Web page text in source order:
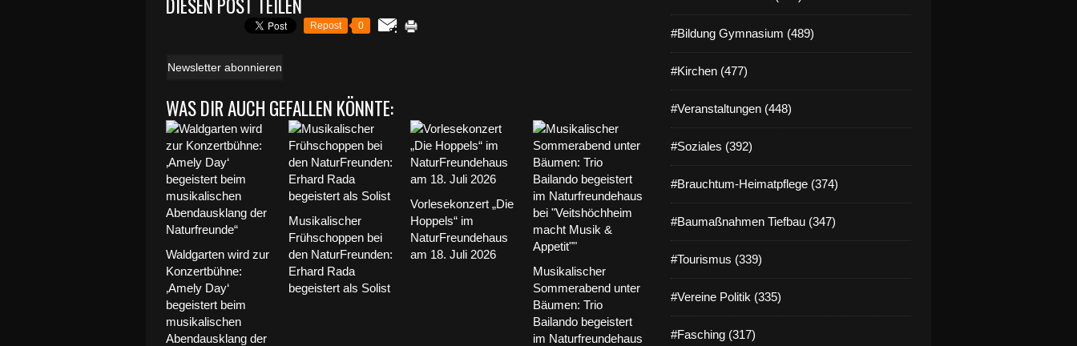
DIESEN POST TEILEN
Repost 0
Newsletter abonnieren
WAS DIR AUCH GEFALLEN KÖNNTE:
Waldgarten wird zur
Konzertbühne:
‚Amely Day‘
begeistert beim
musikalischen
Abendausklang der
Musikalischer
Frühschoppen bei
den NaturFreunden:
Erhard Rada
begeistert als Solist
Vorlesekonzert „Die
Hoppels“ im
NaturFreundehaus
am 18. Juli 2026
Musikalischer
Sommerabend unter
Bäumen: Trio
Bailando begeistert
im Naturfreundehaus
#Bildung Gymnasium (489)
#Kirchen (477)
#Veranstaltungen (448)
#Soziales (392)
#Brauchtum-Heimatpflege (374)
#Baumaßnahmen Tiefbau (347)
#Tourismus (339)
#Vereine Politik (335)
#Fasching (317)